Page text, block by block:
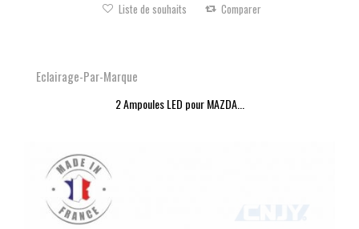
Liste de souhaits Comparer
Eclairage-Par-Marque
2 Ampoules LED pour MAZDA...